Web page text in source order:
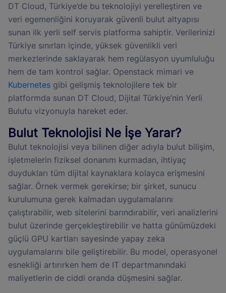
DT Cloud, Türkiye’de bu teknolojiyi yerelleştiren ve
veri egemenliğini koruyarak güvenli bulut altyapısı
sunan ilk yerli self servis platforma sahiptir. Verilerinizi
Türkiye sınırları içinde, yüksek güvenlikli veri
merkezlerinde saklayarak hem regülasyon uyumluluğu
hem de tam kontrol sağlar. Openstack mimari ve
Kubernetes gibi gelişmiş teknolojilere tek bir
platformda sunan DT Cloud, Dijital Türkiye’nin Yerli
Bulutu vizyonuyla hareket eder.
Bulut Teknolojisi Ne İşe Yarar?
Bulut teknolojisi veya bilinen diğer adıyla bulut bilişim,
işletmelerin fiziksel donanım kurmadan, ihtiyaç
duydukları tüm dijital kaynaklara kolayca erişmesini
sağlar. Örnek vermek gerekirse; bir şirket, sunucu
kurulumuna gerek kalmadan uygulamalarını
çalıştırabilir, web sitelerini barındırabilir, veri analizlerini
bulut üzerinde gerçekleştirebilir ve hatta günümüzdeki
güçlü GPU kartları sayesinde yapay zeka
uygulamalarını bile geliştirebilir. Bu model, operasyonel
esnekliği artırırken hem de IT departmanındaki
maliyetlerin de ciddi oranda düşmesini sağlar.